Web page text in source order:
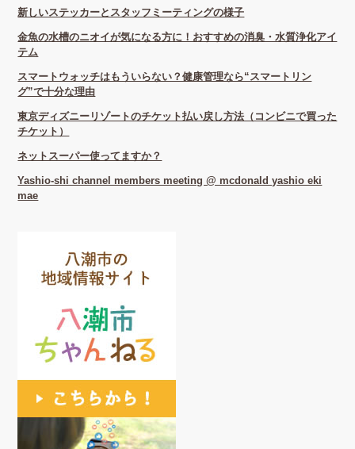
新しいステッカーとスタッフミーティングの様子
金魚の水槽のニオイが気になる方に！おすすめの消臭・水質浄化アイ
テム
スマートウォッチはもういらない？健康管理なら“スマートリン
グ”で十分な理由
東京ディズニーリゾートのチケット払い戻し方法（コンビニで買った
チケット）
ネットスーパー使ってますか？
Yashio-shi channel members meeting @ mcdonald yashio eki
mae